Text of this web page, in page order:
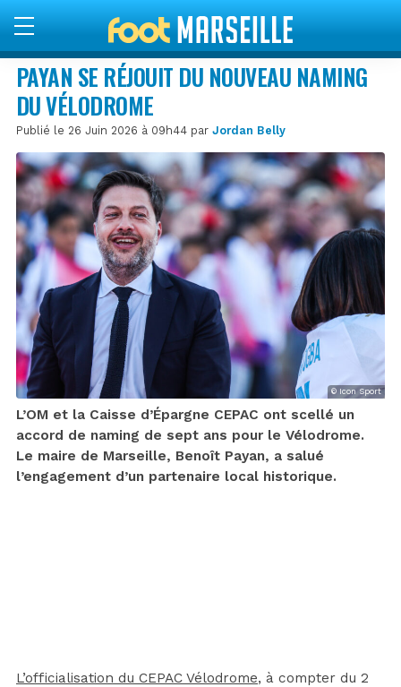
PAYAN SE RÉJOUIT DU NOUVEAU NAMING
DU VÉLODROME
Publié le 26 Juin 2026 à 09h44 par Jordan Belly
© Icon Sport
L’OM et la Caisse d’Épargne CEPAC ont scellé un
accord de naming de sept ans pour le Vélodrome.
Le maire de Marseille, Benoît Payan, a salué
l’engagement d’un partenaire local historique.
L’officialisation du CEPAC Vélodrome, à compter du 2